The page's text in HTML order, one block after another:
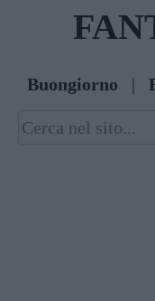
Buongiorno |